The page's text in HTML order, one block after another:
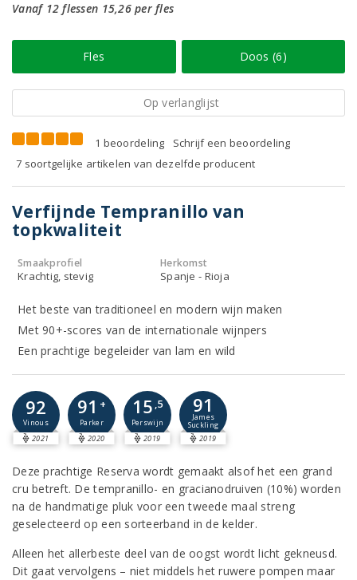
Vanaf 12 flessen 15,26 per fles
Fles Doos (6)
Op verlanglijst
1 beoordeling
Schrijf een beoordeling
7 soortgelijke artikelen van dezelfde producent
Verfijnde Tempranillo van
topkwaliteit
Smaakprofiel
Krachtig, stevig
Herkomst
Spanje - Rioja
Het beste van traditioneel en modern wijn maken
Met 90+-scores van de internationale wijnpers
Een prachtige begeleider van lam en wild
92
Vinous
2021
91 +
Parker
2020
15 ,5
Perswijn
2019
91
James
Suckling
2019
Deze prachtige Reserva wordt gemaakt alsof het een grand
cru betreft. De tempranillo- en gracianodruiven (10%) worden
na de handmatige pluk voor een tweede maal streng
geselecteerd op een sorteerband in de kelder.
Alleen het allerbeste deel van de oogst wordt licht gekneusd.
Dit gaat vervolgens – niet middels het ruwere pompen maar